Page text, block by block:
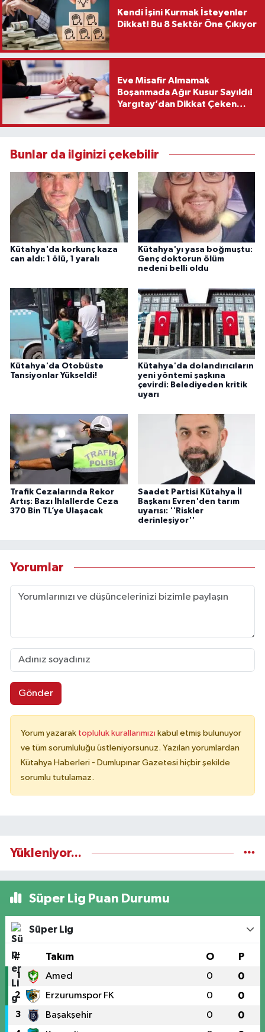
Kendi İşini Kurmak İsteyenler
Dikkat! Bu 8 Sektör Öne Çıkıyor
Eve Misafir Almamak
Boşanmada Ağır Kusur Sayıldı!
Yargıtay’dan Dikkat Çeken
Bunlar da ilginizi çekebilir
Kütahya'da korkunç kaza
can aldı: 1 ölü, 1 yaralı
Kütahya'yı yasa boğmuştu:
Genç doktorun ölüm
nedeni belli oldu
Kütahya'da Otobüste
Tansiyonlar Yükseldi!
Kütahya'da dolandırıcıların
yeni yöntemi şaşkına
çevirdi: Belediyeden kritik
uyarı
Trafik Cezalarında Rekor
Artış: Bazı İhlallerde Ceza
370 Bin TL’ye Ulaşacak
Saadet Partisi Kütahya İl
Başkanı Evren'den tarım
uyarısı: ''Riskler
derinleşiyor''
Yorumlar
Gönder
Yorum yazarak topluluk kurallarımızı kabul etmiş bulunuyor
ve tüm sorumluluğu üstleniyorsunuz. Yazılan yorumlardan
Kütahya Haberleri - Dumlupınar Gazetesi hiçbir şekilde
sorumlu tutulamaz.
Yükleniyor...
Süper Lig Puan Durumu
Süper Lig
# Takım O P
1 Amed 0 0
2 Erzurumspor FK 0 0
3 Başakşehir 0 0